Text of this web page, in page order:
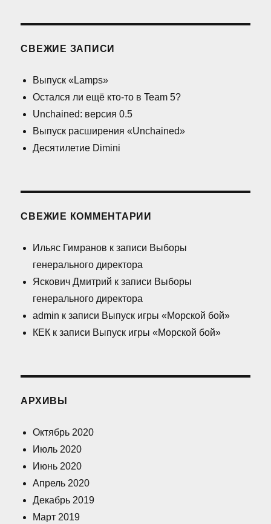
СВЕЖИЕ ЗАПИСИ
Выпуск «Lamps»
Остался ли ещё кто-то в Team 5?
Unchained: версия 0.5
Выпуск расширения «Unchained»
Десятилетие Dimini
СВЕЖИЕ КОММЕНТАРИИ
Ильяс Гимранов к записи Выборы
генерального директора
Яскович Дмитрий к записи Выборы
генерального директора
admin к записи Выпуск игры «Морской бой»
КЕК к записи Выпуск игры «Морской бой»
АРХИВЫ
Октябрь 2020
Июль 2020
Июнь 2020
Апрель 2020
Декабрь 2019
Март 2019